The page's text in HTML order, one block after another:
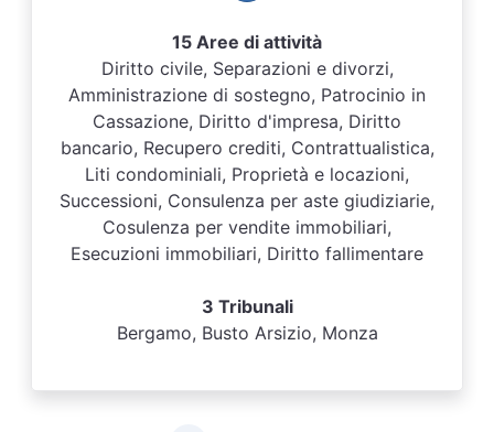
15 Aree di attività
Diritto civile, Separazioni e divorzi,
Amministrazione di sostegno, Patrocinio in
Cassazione, Diritto d'impresa, Diritto
bancario, Recupero crediti, Contrattualistica,
Liti condominiali, Proprietà e locazioni,
Successioni, Consulenza per aste giudiziarie,
Cosulenza per vendite immobiliari,
Esecuzioni immobiliari, Diritto fallimentare
3 Tribunali
Bergamo, Busto Arsizio, Monza